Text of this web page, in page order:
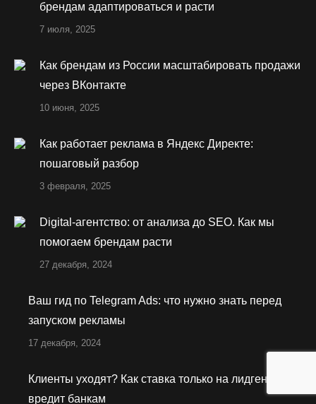
брендам адаптироваться и расти
7 июля, 2025
Как брендам из России масштабировать продажи
через ВКонтакте
10 июня, 2025
Как работает реклама в Яндекс Директе:
пошаговый разбор
3 февраля, 2025
Digital-агентство: от анализа до SEO. Как мы
помогаем брендам расти
27 декабря, 2024
Ваш гид по Telegram Ads: что нужно знать перед
запуском рекламы
17 декабря, 2024
Клиенты уходят? Как ставка только на лидген
вредит банкам